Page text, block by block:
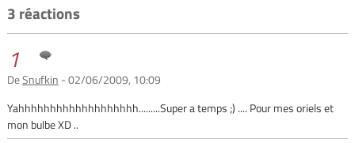
3 réactions
1
DeSnufkin - 02/06/2009, 10:09
Yahhhhhhhhhhhhhhhhhhh.........Super a temps ;) .... Pour mes oriels et
mon bulbe XD ..